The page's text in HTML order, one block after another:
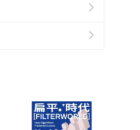
一個和漫畫家鄭問共同合作
了新的層次；而編劇馬利
非以有形媒介提供之數位
「申請取消訂單/退
完成訂單
Complete